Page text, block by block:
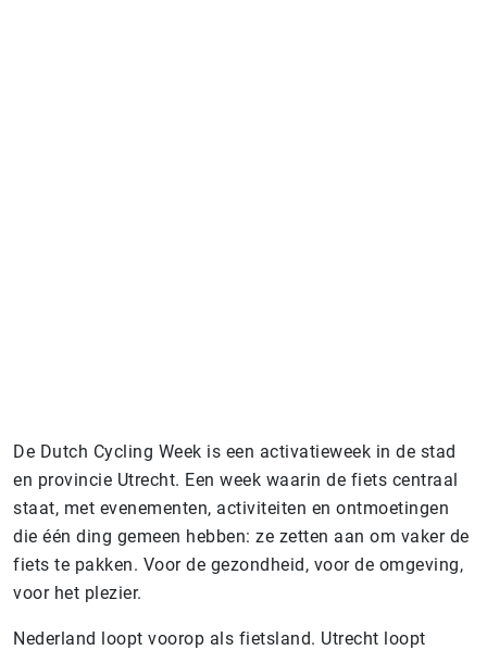
De Dutch Cycling Week is een activatieweek in de stad
en provincie Utrecht. Een week waarin de fiets centraal
staat, met evenementen, activiteiten en ontmoetingen
die één ding gemeen hebben: ze zetten aan om vaker de
fiets te pakken. Voor de gezondheid, voor de omgeving,
voor het plezier.
Nederland loopt voorop als fietsland. Utrecht loopt